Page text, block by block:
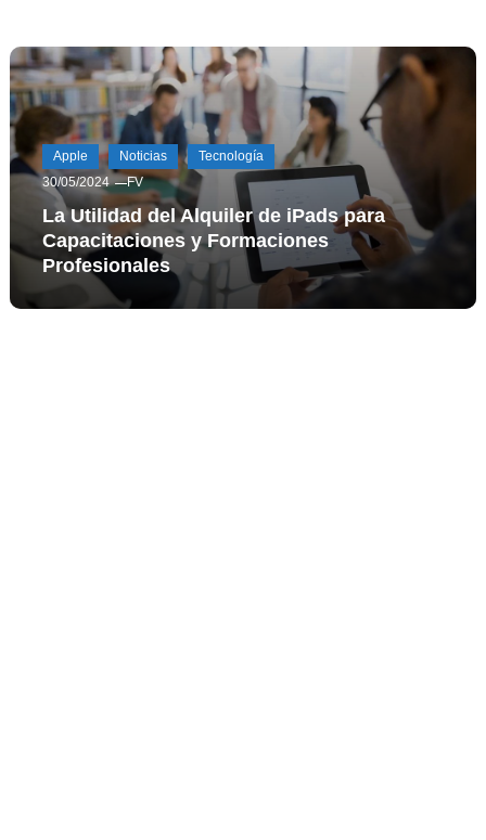
Apple Noticias
Tecnología
30/05/2024
FV
La Utilidad del Alquiler de iPads para
Capacitaciones y Formaciones
Profesionales